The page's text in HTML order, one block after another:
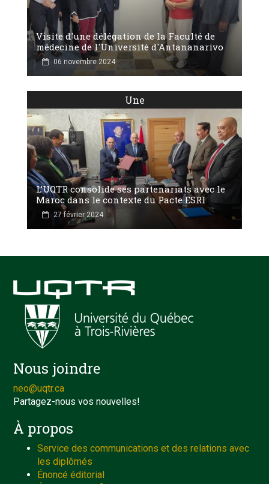
Visite d'une délégation de la Faculté de
médecine de l'Université d'Antananarivo
06 novembre 2024
Une
L’UQTR consolide ses partenariats avec le
Maroc dans le contexte du Pacte ESRI
27 février 2024
Nous joindre
neo@uqtr.ca
Partagez-nous vos nouvelles!
À propos
Service des communications et des relations avec
les diplômés
Énoncé éditorial